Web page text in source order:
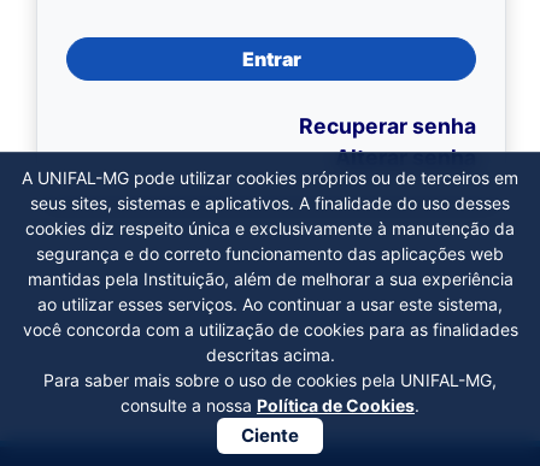
Entrar
Recuperar senha
Alterar senha
A UNIFAL-MG pode utilizar cookies próprios ou de terceiros em
seus sites, sistemas e aplicativos. A finalidade do uso desses
cookies diz respeito única e exclusivamente à manutenção da
segurança e do correto funcionamento das aplicações web
mantidas pela Instituição, além de melhorar a sua experiência
ao utilizar esses serviços. Ao continuar a usar este sistema,
você concorda com a utilização de cookies para as finalidades
descritas acima.
Para saber mais sobre o uso de cookies pela UNIFAL-MG,
consulte a nossa Política de Cookies.
Ciente